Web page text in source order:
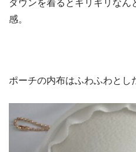
ダウンを着るとギリギリな
感。
ポーチの内布はふわふわとし